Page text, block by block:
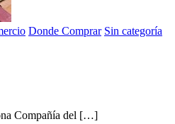
Donde Comprar Sin categoría
Compañía del […]